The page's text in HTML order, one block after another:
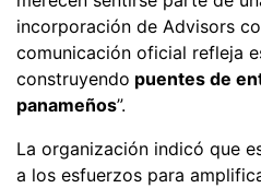
incorporación de Advisors
comunicación oficial refleja
construyendo puentes de
panameños”.
La organización indicó que
a los esfuerzos para